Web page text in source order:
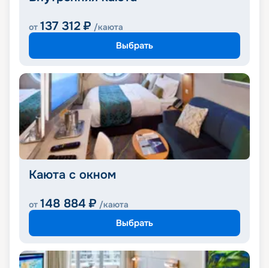
от 137 312 ₽ /каюта
Выбрать
Каюта с окном
от 148 884 ₽ /каюта
Выбрать